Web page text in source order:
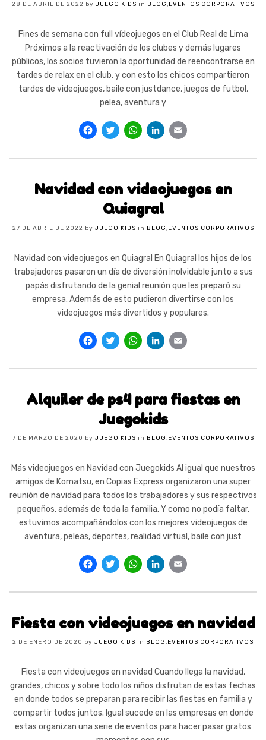
28 DE ABRIL DE 2022 by JUEGO KIDS in BLOG,EVENTOS CORPORATIVOS
Fines de semana con full vídeojuegos en el Club Real de Lima
Próximos a la reactivación de los clubes y demás lugares
públicos, los socios tuvieron la oportunidad de reencontrarse en
tardes de relax en el club, y con esto los chicos compartieron
tardes de videojuegos, baile con justdance, juegos de futbol,
pelea, aventura y
Facebook
Twitter
WhatsApp
LinkedIn
Navidad con videojuegos en
Quiagral
27 DE ABRIL DE 2022 by JUEGO KIDS in BLOG,EVENTOS CORPORATIVOS
Navidad con videojuegos en Quiagral En Quiagral los hijos de los
trabajadores pasaron un día de diversión inolvidable junto a sus
papás disfrutando de la genial reunión que les preparó su
empresa. Además de esto pudieron divertirse con los
videojuegos más divertidos y populares.
Facebook
Twitter
WhatsApp
LinkedIn
Alquiler de ps4 para fiestas en
Juegokids
7 DE MARZO DE 2020 by JUEGO KIDS in BLOG,EVENTOS CORPORATIVOS
Más videojuegos en Navidad con Juegokids Al igual que nuestros
amigos de Komatsu, en Copias Express organizaron una super
reunión de navidad para todos los trabajadores y sus respectivos
pequeños, además de toda la familia. Y como no podía faltar,
estuvimos acompañándolos con los mejores videojuegos de
aventura, peleas, deportes, realidad virtual, baile con just
Facebook
Twitter
WhatsApp
LinkedIn
Fiesta con videojuegos en navidad
2 DE ENERO DE 2020 by JUEGO KIDS in BLOG,EVENTOS CORPORATIVOS
Fiesta con videojuegos en navidad Cuando llega la navidad,
grandes, chicos y sobre todo los niños disfrutan de estas fechas
en donde todos se preparan para recibir las fiestas en familia y
compartir todos juntos. Igual sucede en las empresas en donde
estas organizan una serie de eventos para hacer pasar gratos